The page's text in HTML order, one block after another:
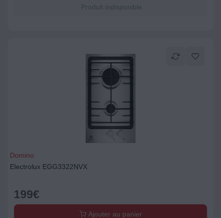
Produit indisponible
Domino
Electrolux EGG3322NVX
199€
Ajouter au panier